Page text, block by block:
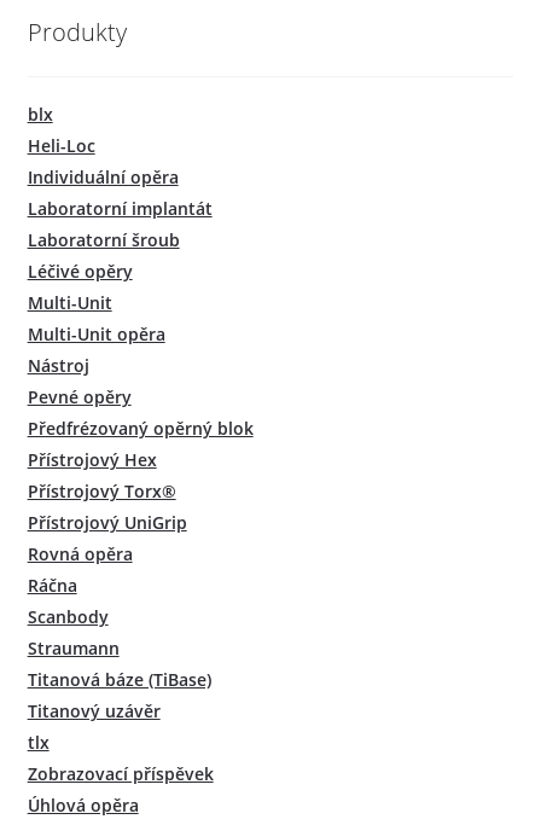
Produkty
blx
Heli-Loc
Individuální opěra
Laboratorní implantát
Laboratorní šroub
Léčivé opěry
Multi-Unit
Multi-Unit opěra
Nástroj
Pevné opěry
Předfrézovaný opěrný blok
Přístrojový Hex
Přístrojový Torx®
Přístrojový UniGrip
Rovná opěra
Ráčna
Scanbody
Straumann
Titanová báze (TiBase)
Titanový uzávěr
tlx
Zobrazovací příspěvek
Úhlová opěra